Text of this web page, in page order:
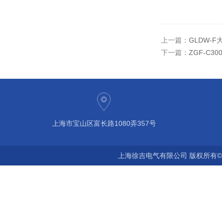
上一篇： GLDW-F
下一篇： ZGF-
上海市宝山区富长路1080弄357号
上海徐吉电气有限公司 版权所